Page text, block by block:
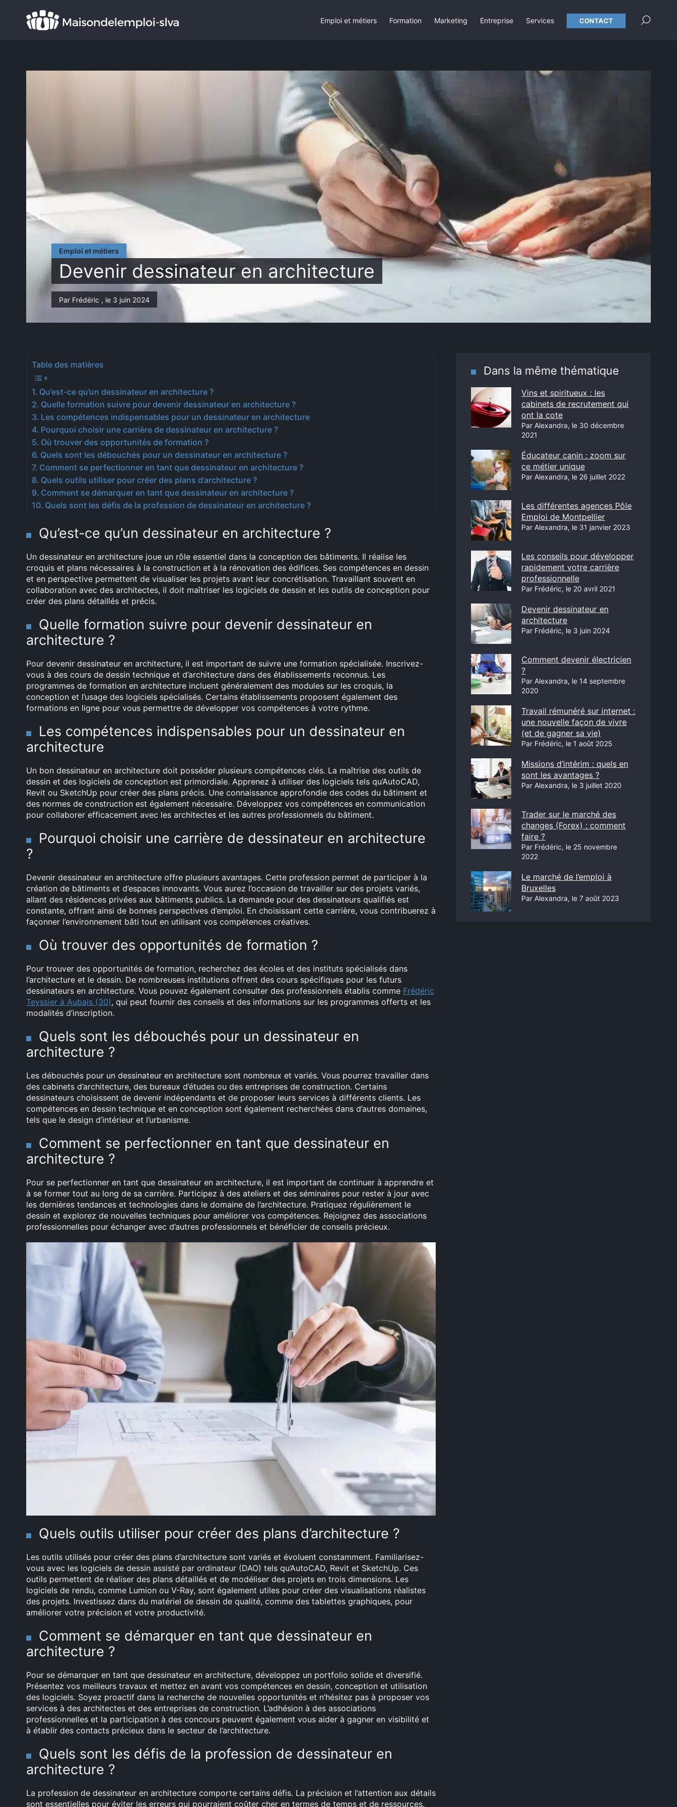
Emploi et métiers
Devenir dessinateur en architecture
Par Frédéric , le 3 juin 2024
Table des matières
Qu’est-ce qu’un dessinateur en architecture ?
Quelle formation suivre pour devenir dessinateur en architecture ?
Les compétences indispensables pour un dessinateur en architecture
Pourquoi choisir une carrière de dessinateur en architecture ?
Où trouver des opportunités de formation ?
Quels sont les débouchés pour un dessinateur en architecture ?
Comment se perfectionner en tant que dessinateur en architecture ?
Quels outils utiliser pour créer des plans d’architecture ?
Comment se démarquer en tant que dessinateur en architecture ?
Quels sont les défis de la profession de dessinateur en architecture ?
Qu’est-ce qu’un dessinateur en architecture ?
Un dessinateur en architecture joue un rôle essentiel dans la conception des bâtiments. Il réalise les
croquis et plans nécessaires à la construction et à la rénovation des édifices. Ses compétences en dessin
et en perspective permettent de visualiser les projets avant leur concrétisation. Travaillant souvent en
collaboration avec des architectes, il doit maîtriser les logiciels de dessin et les outils de conception pour
créer des plans détaillés et précis.
Quelle formation suivre pour devenir dessinateur en
architecture ?
Pour devenir dessinateur en architecture, il est important de suivre une formation spécialisée. Inscrivez-
vous à des cours de dessin technique et d’architecture dans des établissements reconnus. Les
programmes de formation en architecture incluent généralement des modules sur les croquis, la
conception et l’usage des logiciels spécialisés. Certains établissements proposent également des
formations en ligne pour vous permettre de développer vos compétences à votre rythme.
Les compétences indispensables pour un dessinateur en
architecture
Un bon dessinateur en architecture doit posséder plusieurs compétences clés. La maîtrise des outils de
dessin et des logiciels de conception est primordiale. Apprenez à utiliser des logiciels tels qu’AutoCAD,
Revit ou SketchUp pour créer des plans précis. Une connaissance approfondie des codes du bâtiment et
des normes de construction est également nécessaire. Développez vos compétences en communication
pour collaborer efficacement avec les architectes et les autres professionnels du bâtiment.
Pourquoi choisir une carrière de dessinateur en architecture
?
Devenir dessinateur en architecture offre plusieurs avantages. Cette profession permet de participer à la
création de bâtiments et d’espaces innovants. Vous aurez l’occasion de travailler sur des projets variés,
allant des résidences privées aux bâtiments publics. La demande pour des dessinateurs qualifiés est
constante, offrant ainsi de bonnes perspectives d’emploi. En choisissant cette carrière, vous contribuerez à
façonner l’environnement bâti tout en utilisant vos compétences créatives.
Où trouver des opportunités de formation ?
Pour trouver des opportunités de formation, recherchez des écoles et des instituts spécialisés dans
l’architecture et le dessin. De nombreuses institutions offrent des cours spécifiques pour les futurs
dessinateurs en architecture. Vous pouvez également consulter des professionnels établis comme Frédéric
Teyssier à Aubais (30), qui peut fournir des conseils et des informations sur les programmes offerts et les
modalités d’inscription.
Quels sont les débouchés pour un dessinateur en
architecture ?
Les débouchés pour un dessinateur en architecture sont nombreux et variés. Vous pourrez travailler dans
des cabinets d’architecture, des bureaux d’études ou des entreprises de construction. Certains
dessinateurs choisissent de devenir indépendants et de proposer leurs services à différents clients. Les
compétences en dessin technique et en conception sont également recherchées dans d’autres domaines,
tels que le design d’intérieur et l’urbanisme.
Comment se perfectionner en tant que dessinateur en
architecture ?
Pour se perfectionner en tant que dessinateur en architecture, il est important de continuer à apprendre et
à se former tout au long de sa carrière. Participez à des ateliers et des séminaires pour rester à jour avec
les dernières tendances et technologies dans le domaine de l’architecture. Pratiquez régulièrement le
dessin et explorez de nouvelles techniques pour améliorer vos compétences. Rejoignez des associations
professionnelles pour échanger avec d’autres professionnels et bénéficier de conseils précieux.
Quels outils utiliser pour créer des plans d’architecture ?
Les outils utilisés pour créer des plans d’architecture sont variés et évoluent constamment. Familiarisez-
vous avec les logiciels de dessin assisté par ordinateur (DAO) tels qu’AutoCAD, Revit et SketchUp. Ces
outils permettent de réaliser des plans détaillés et de modéliser des projets en trois dimensions. Les
logiciels de rendu, comme Lumion ou V-Ray, sont également utiles pour créer des visualisations réalistes
des projets. Investissez dans du matériel de dessin de qualité, comme des tablettes graphiques, pour
améliorer votre précision et votre productivité.
Comment se démarquer en tant que dessinateur en
architecture ?
Pour se démarquer en tant que dessinateur en architecture, développez un portfolio solide et diversifié.
Présentez vos meilleurs travaux et mettez en avant vos compétences en dessin, conception et utilisation
des logiciels. Soyez proactif dans la recherche de nouvelles opportunités et n’hésitez pas à proposer vos
services à des architectes et des entreprises de construction. L’adhésion à des associations
professionnelles et la participation à des concours peuvent également vous aider à gagner en visibilité et
à établir des contacts précieux dans le secteur de l’architecture.
Quels sont les défis de la profession de dessinateur en
architecture ?
La profession de dessinateur en architecture comporte certains défis. La précision et l’attention aux détails
sont essentielles pour éviter les erreurs qui pourraient coûter cher en termes de temps et de ressources.
Dans la même thématique
Vins et spiritueux : les
cabinets de recrutement qui
ont la cote
Par Alexandra, le 30 décembre
2021
Éducateur canin : zoom sur
ce métier unique
Par Alexandra, le 26 juillet 2022
Les différentes agences Pôle
Emploi de Montpellier
Par Alexandra, le 31 janvier 2023
Les conseils pour développer
rapidement votre carrière
professionnelle
Par Frédéric, le 20 avril 2021
Devenir dessinateur en
architecture
Par Frédéric, le 3 juin 2024
Comment devenir électricien
?
Par Alexandra, le 14 septembre
2020
Travail rémunéré sur internet :
une nouvelle façon de vivre
(et de gagner sa vie)
Par Frédéric, le 1 août 2025
Missions d’intérim : quels en
sont les avantages ?
Par Alexandra, le 3 juillet 2020
Trader sur le marché des
changes (Forex) : comment
faire ?
Par Frédéric, le 25 novembre
2022
Le marché de l’emploi à
Bruxelles
Par Alexandra, le 7 août 2023
Emploi et métiers Formation Marketing Entreprise Services CONTACT